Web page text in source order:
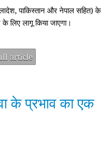
पाकिस्तान और नेपाल सहित) के
के लिए लागू किया जाएगा।
article
के प्रभाव का एक